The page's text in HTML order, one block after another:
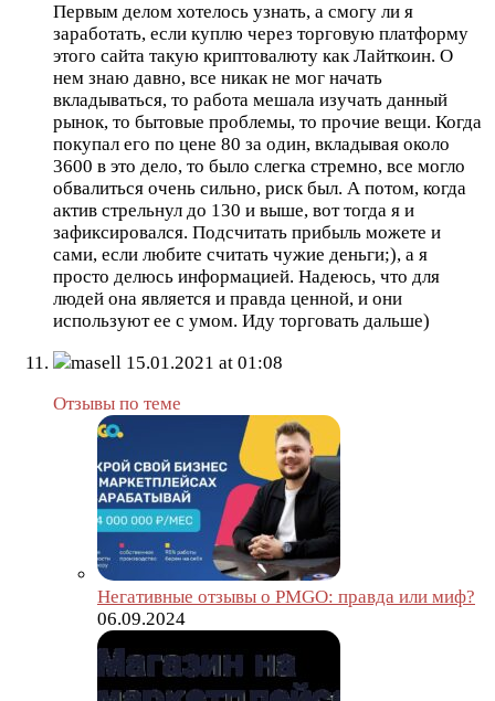
Первым делом хотелось узнать, а смогу ли я
заработать, если куплю через торговую платформу
этого сайта такую криптовалюту как Лайткоин. О
нем знаю давно, все никак не мог начать
вкладываться, то работа мешала изучать данный
рынок, то бытовые проблемы, то прочие вещи. Когда
покупал его по цене 80 за один, вкладывая около
3600 в это дело, то было слегка стремно, все могло
обвалиться очень сильно, риск был. А потом, когда
актив стрельнул до 130 и выше, вот тогда я и
зафиксировался. Подсчитать прибыль можете и
сами, если любите считать чужие деньги;), а я
просто делюсь информацией. Надеюсь, что для
людей она является и правда ценной, и они
используют ее с умом. Иду торговать дальше)
masell 15.01.2021 at 01:08
Отзывы по теме
Негативные отзывы о PMGO: правда или миф?
06.09.2024